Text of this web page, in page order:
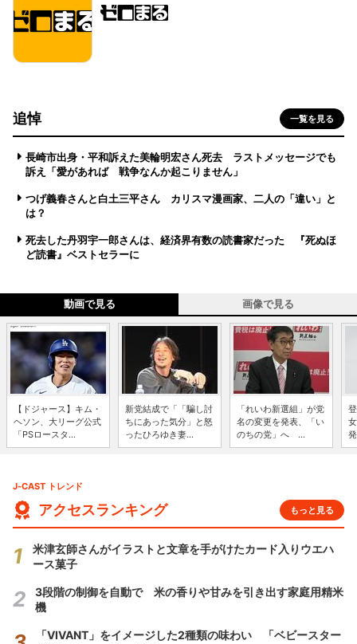
追悼 一覧を見る
長崎市出身・平和訴えた美輪明宏さん死去 ラストメッセージでも
訴え「愛があれば 戦争なんか起こりません」
つげ義春さんと白土三平さん カリスマ漫画家、二人の「違い」と
は？
死去した丹羽宇一郎さんは、経済界有数の読書家だった 『死ぬほ
ど読書』ベストセラーに
動画で見る 画像で見る
【ドジャース】キム・
ヘソン、大リーグ公式
「PSロースタ...
新党結成で「「騙し討
ちにあった気分」と怒
ったひろゆき妻...
「れいわ新選組」が党
名の変更を発表、「い
のちの党」へ ...
J-CAST トレンド
アクセスランキング もっと見る
米津玄師さんがイラストと文章を手がけたカード入りウエハ
ース菓子
3段階の制御を自動で 米の香りや甘みを引き出す家庭用精米
機
「VIVANT」をイメージした2種類の味わい 「ベビースター